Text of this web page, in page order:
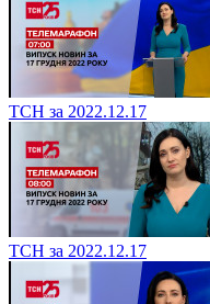
ТСН за 2022.12.17
ТСН за 2022.12.17